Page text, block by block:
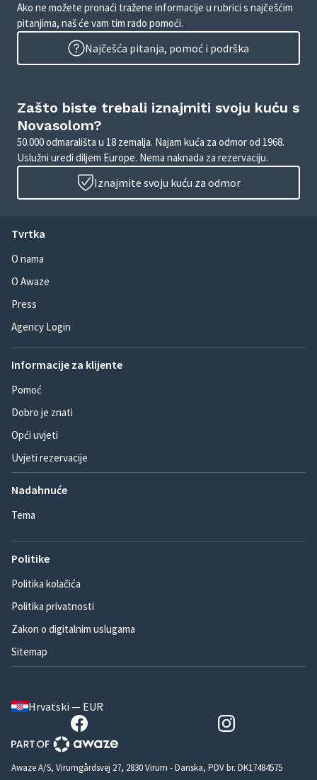
Ako ne možete pronaći tražene informacije u rubrici s najčešćim
pitanjima, naš će vam tim rado pomoći.
Najčešća pitanja, pomoć i podrška
Zašto biste trebali iznajmiti svoju kuću s
Novasolom?
50.000 odmarališta u 18 zemalja. Najam kuća za odmor od 1968.
Uslužni uredi diljem Europe. Nema naknada za rezervaciju.
Iznajmite svoju kuću za odmor
Tvrtka
O nama
O Awaze
Press
Agency Login
Informacije za klijente
Pomoć
Dobro je znati
Opći uvjeti
Uvjeti rezervacije
Nadahnuće
Tema
Politike
Politika kolačića
Politika privatnosti
Zakon o digitalnim uslugama
Sitemap
Hrvatski — EUR
Awaze A/S, Virumgårdsvej 27, 2830 Virum - Danska, PDV br. DK17484575